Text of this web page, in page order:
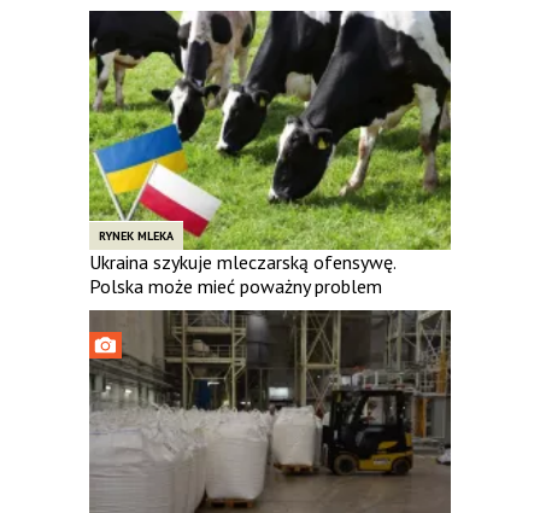
RYNEK MLEKA
Ukraina szykuje mleczarską ofensywę.
Polska może mieć poważny problem